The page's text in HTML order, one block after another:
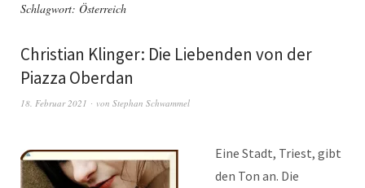
Schlagwort: Österreich
Christian Klinger: Die Liebenden von der
Piazza Oberdan
18. Februar 2021 von Stephan Schwammel
Eine Stadt, Triest, gibt
den Ton an. Die